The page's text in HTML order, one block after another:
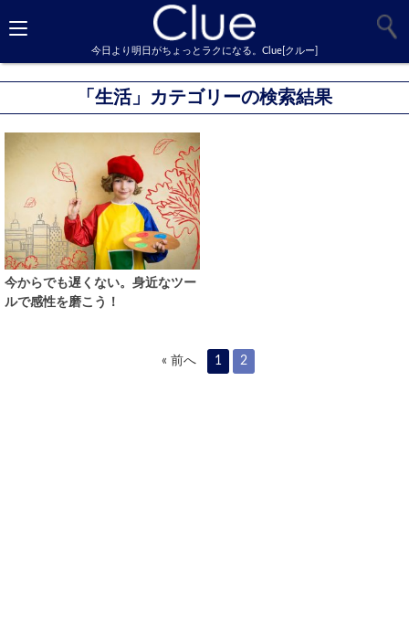
今日より明日がちょっとラクになる。Clue[クルー]
「生活」カテゴリーの検索結果
今からでも遅くない。身近なツー
ルで感性を磨こう！
« 前へ 1 2